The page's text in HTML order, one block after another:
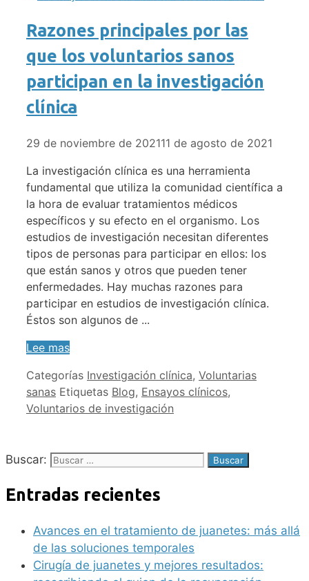
Razones principales por las
que los voluntarios sanos
participan en la investigación
clínica
29 de noviembre de 202111 de agosto de 2021
La investigación clínica es una herramienta
fundamental que utiliza la comunidad científica a
la hora de evaluar tratamientos médicos
específicos y su efecto en el organismo. Los
estudios de investigación necesitan diferentes
tipos de personas para participar en ellos: los
que están sanos y otros que pueden tener
enfermedades. Hay muchas razones para
participar en estudios de investigación clínica.
Éstos son algunos de ...
Lee mas
Categorías Investigación clínica, Voluntarias
sanas Etiquetas Blog, Ensayos clínicos,
Voluntarios de investigación
Buscar:
Entradas recientes
Avances en el tratamiento de juanetes: más allá
de las soluciones temporales
Cirugía de juanetes y mejores resultados: